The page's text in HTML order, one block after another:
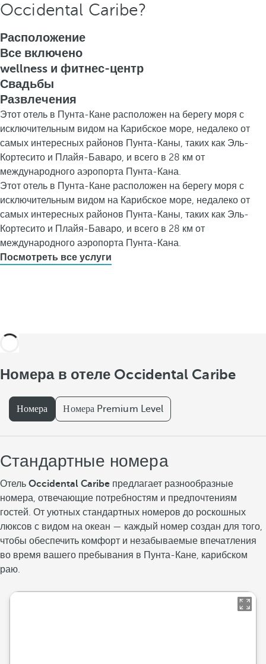
Occidental Caribe?
Расположение
Все включено
wellness и фитнес-центр
Свадьбы
Развлечения
Этот отель в Пунта-Кане расположен на берегу моря с
исключительным видом на Карибское море, недалеко от
самых интересных районов Пунта-Каны, таких как Эль-
Кортесито и Плайя-Баваро, и всего в 28 км от
международного аэропорта Пунта-Кана.
Этот отель в Пунта-Кане расположен на берегу моря с
исключительным видом на Карибское море, недалеко от
самых интересных районов Пунта-Каны, таких как Эль-
Кортесито и Плайя-Баваро, и всего в 28 км от
международного аэропорта Пунта-Кана.
Посмотреть все услуги
Номера в отеле Occidental Caribe
Номера Номера Premium Level
Стандартные номера
Отель Occidental Caribe предлагает разнообразные
номера, отвечающие потребностям и предпочтениям
гостей. От уютных стандартных номеров до роскошных
люксов с видом на океан — каждый номер создан для того,
чтобы обеспечить комфорт и незабываемые впечатления
во время вашего пребывания в Пунта-Кане, карибском
раю.